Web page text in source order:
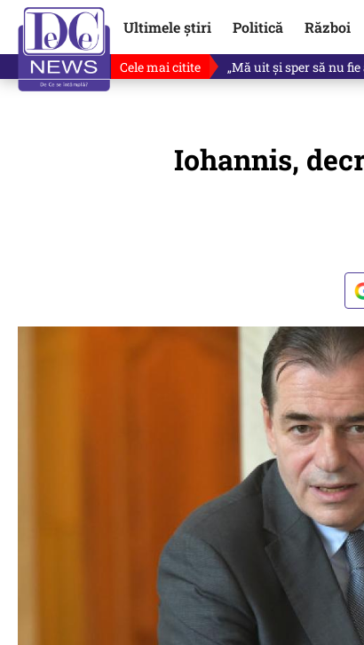
Ultimele știri Politică Război
Cele mai citite Singurul lucru care l-
Iohannis,